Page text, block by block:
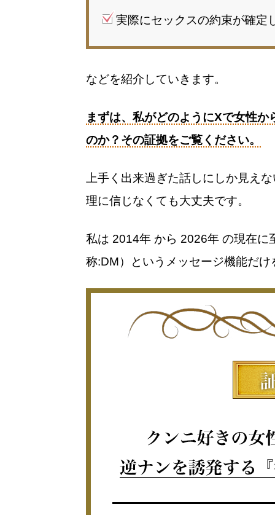
実際にセックスの約束が確定
などを紹介していきます。
まずは、私がどのようにXで女性
のか？その証拠をご覧ください。
上手く出来過ぎた話しにしか見え
理に信じなくても大丈夫です。
私は 2014年 から 2026年 の現在に
称:DM）というメッセージ機能だ